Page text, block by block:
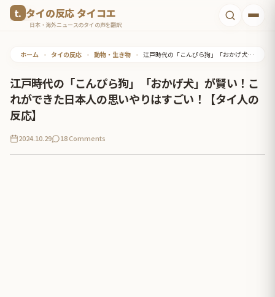
タイの反応 タイコエ
日本・海外ニュースのタイの声を翻訳
ホーム • タイの反応 • 動物・生き物 • 江戸時代の「こんぴら狗」「おかげ犬」が賢い！これができた日本人の思いやりはすごい！【タイ人の反応】
江戸時代の「こんぴら狗」「おかげ犬」が賢い！こ
れができた日本人の思いやりはすごい！【タイ人の
反応】
2024.10.29 18 Comments